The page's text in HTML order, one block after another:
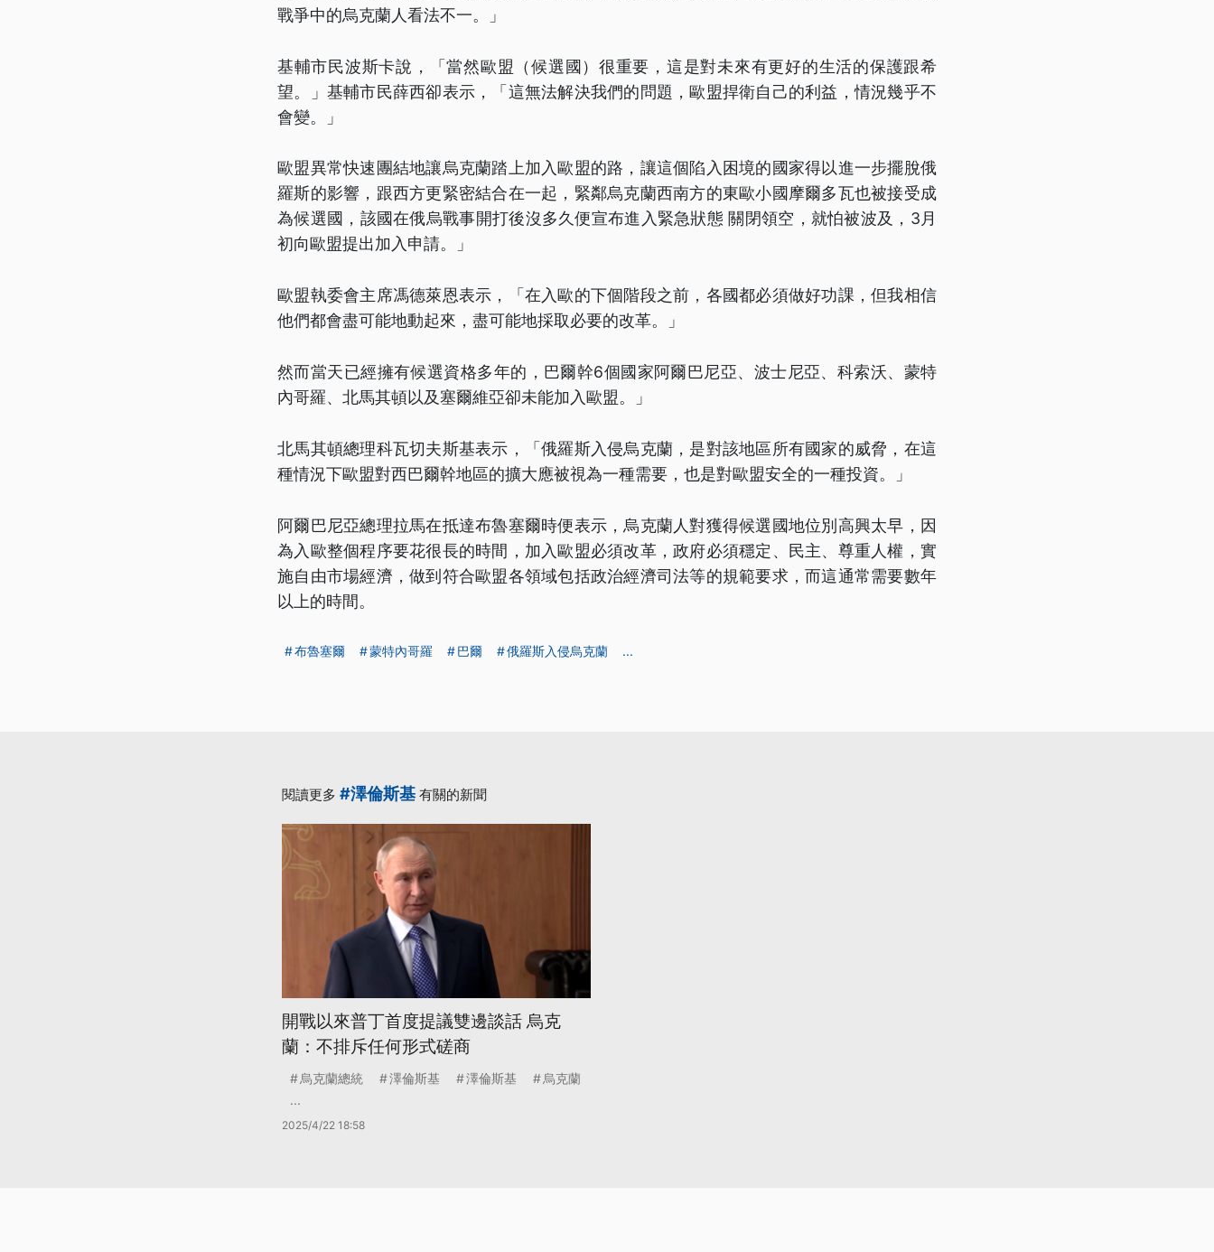
戰爭中的烏克蘭人看法不一。」
基輔市民波斯卡說，「當然歐盟（候選國）很重要，這是對未來有更好的生活的保護跟希
望。」基輔市民薛西卻表示，「這無法解決我們的問題，歐盟捍衛自己的利益，情況幾乎不
會變。」
歐盟異常快速團結地讓烏克蘭踏上加入歐盟的路，讓這個陷入困境的國家得以進一步擺脫俄
羅斯的影響，跟西方更緊密結合在一起，緊鄰烏克蘭西南方的東歐小國摩爾多瓦也被接受成
為候選國，該國在俄烏戰事開打後沒多久便宣布進入緊急狀態 關閉領空，就怕被波及，3月
初向歐盟提出加入申請。」
歐盟執委會主席馮德萊恩表示，「在入歐的下個階段之前，各國都必須做好功課，但我相信
他們都會盡可能地動起來，盡可能地採取必要的改革。」
然而當天已經擁有候選資格多年的，巴爾幹6個國家阿爾巴尼亞、波士尼亞、科索沃、蒙特
內哥羅、北馬其頓以及塞爾維亞卻未能加入歐盟。」
北馬其頓總理科瓦切夫斯基表示，「俄羅斯入侵烏克蘭，是對該地區所有國家的威脅，在這
種情況下歐盟對西巴爾幹地區的擴大應被視為一種需要，也是對歐盟安全的一種投資。」
阿爾巴尼亞總理拉馬在抵達布魯塞爾時便表示，烏克蘭人對獲得候選國地位別高興太早，因
為入歐整個程序要花很長的時間，加入歐盟必須改革，政府必須穩定、民主、尊重人權，實
施自由市場經濟，做到符合歐盟各領域包括政治經濟司法等的規範要求，而這通常需要數年
以上的時間。
布魯塞爾 蒙特內哥羅 巴爾 俄羅斯入侵烏克蘭 ...
閱讀更多 #澤倫斯基 有關的新聞
開戰以來普丁首度提議雙邊談話 烏克
蘭：不排斥任何形式磋商
烏克蘭總統 澤倫斯基 澤倫斯基
烏克蘭
...
2025/4/22 18:58